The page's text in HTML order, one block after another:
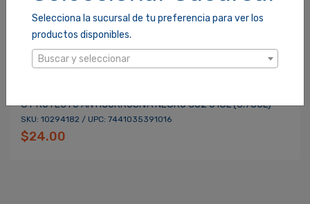
Selecciona la sucursal de tu preferencia para ver los
productos disponibles.
Buscar y seleccionar
G PROTECTO ANTICORROSIVA NEGRO 382 01GL (3.785L)
SKU: 10294182 / UPC: 7441035391016
$24.00